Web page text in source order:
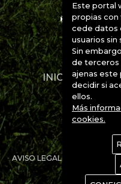
INICIO
AVISO LEGAL POLÍTICA DE
Este portal
propias con
cede datos
usuarios
Sin
de terceros
ajenas este
decidir si
ellos.
Más
cookies.